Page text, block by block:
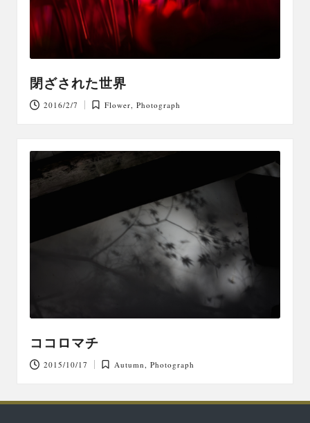
閉ざされた世界
2016/2/7
Posted
Flower ,Photograph
ココロマチ
2015/10/17
Posted
Autumn ,Photograph